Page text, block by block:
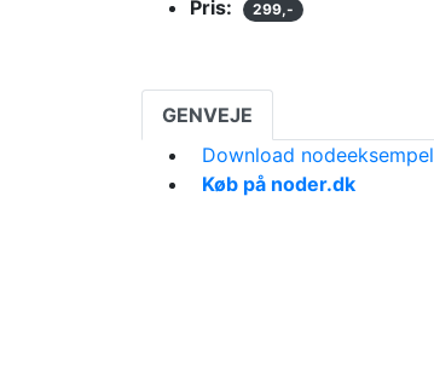
Pris:
299,-
GENVEJE
Download nodeeksempel
Køb på noder.dk